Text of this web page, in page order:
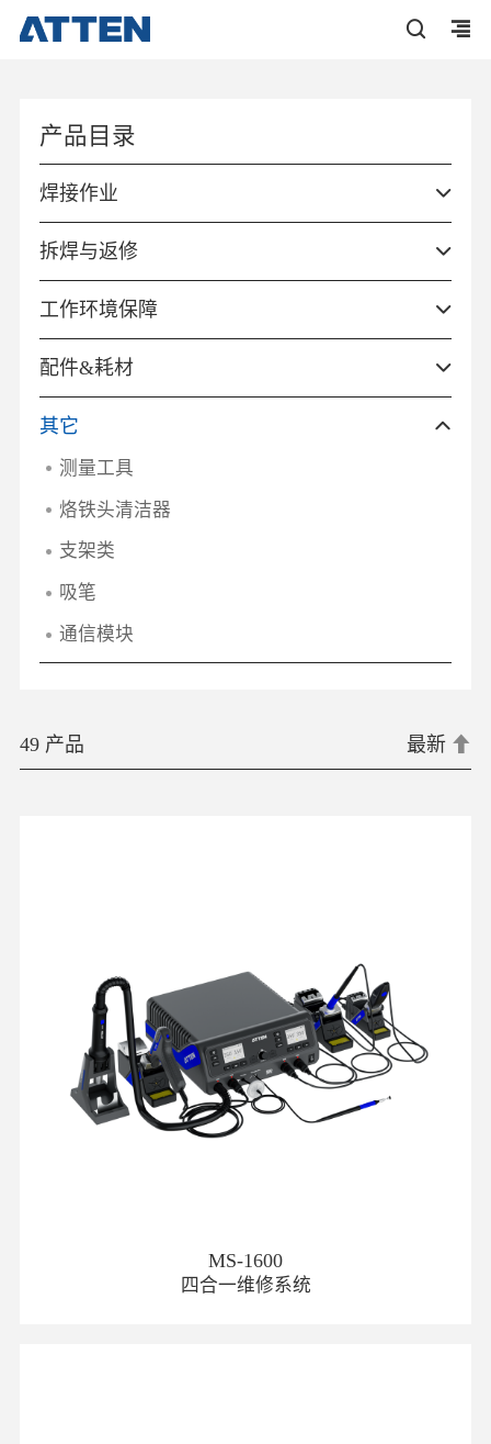
产品目录
焊接作业
拆焊与返修
工作环境保障
配件&耗材
其它
测量工具
烙铁头清洁器
支架类
吸笔
通信模块
49 产品 最新
MS-1600
四合一维修系统